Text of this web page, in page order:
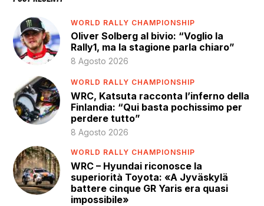
WORLD RALLY CHAMPIONSHIP
Oliver Solberg al bivio: “Voglio la
Rally1, ma la stagione parla chiaro”
8 Agosto 2026
WORLD RALLY CHAMPIONSHIP
WRC, Katsuta racconta l’inferno della
Finlandia: “Qui basta pochissimo per
perdere tutto”
8 Agosto 2026
WORLD RALLY CHAMPIONSHIP
WRC – Hyundai riconosce la
superiorità Toyota: «A Jyväskylä
battere cinque GR Yaris era quasi
impossibile»